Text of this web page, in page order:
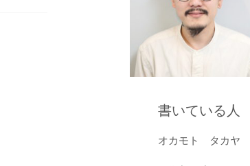
書いている人
オカモト タカヤ